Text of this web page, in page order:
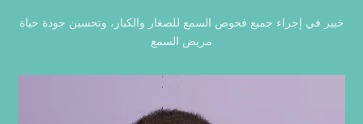
خبير في إجراء جميع فحوص السمع للصغار والكبار، وتحسين جودة حياة
مريض السمع